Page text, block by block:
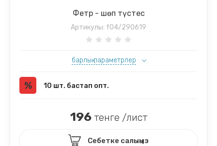
Фетр - шөп түстес
Артикулы: f04/290619
барлық параметрлер
10 шт. бастап опт.
196тенге /лист
Себетке салыңыз